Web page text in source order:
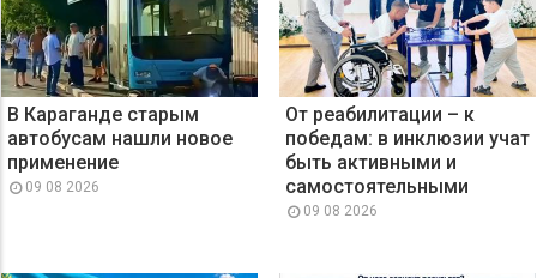
В Караганде старым
автобусам нашли новое
применение
09 08 2026
От реабилитации – к
победам: в инклюзии учат
быть активными и
самостоятельными
09 08 2026